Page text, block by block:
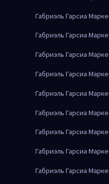
Габриэль Гарсиа
Габриэль Гарсиа
Габриэль Гарсиа
Габриэль Гарсиа
Габриэль Гарсиа
Габриэль Гарсиа
Габриэль Гарсиа
Габриэль Гарсиа
Габриэль Гарсиа